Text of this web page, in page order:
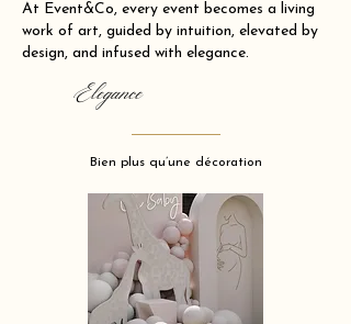
At Event&Co, every event becomes a living
work of art, guided by intuition, elevated by
design, and infused with elegance.
Elegance
Bien plus qu’une décoration